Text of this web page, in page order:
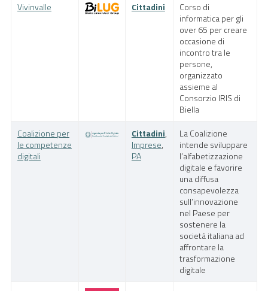
Vivinvalle
Cittadini
Corso di
informatica per gli
over 65 per creare
occasione di
incontro tra le
persone,
organizzato
assieme al
Consorzio IRIS di
Biella
Coalizione per
le competenze
digitali
Cittadini,
Imprese,
PA
La Coalizione
intende sviluppare
l’alfabetizzazione
digitale e favorire
una diffusa
consapevolezza
sull’innovazione
nel Paese per
sostenere la
società italiana ad
affrontare la
trasformazione
digitale